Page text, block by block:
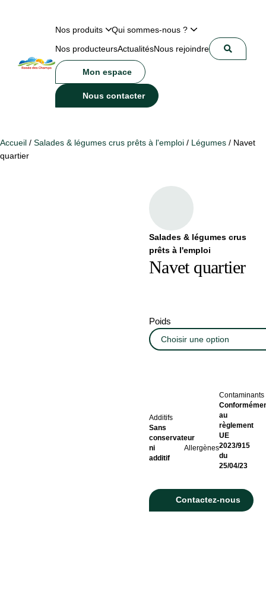
Nos produits
Qui sommes-nous ?
Nos producteursActualitésNous rejoindre
Mon espace
Nous contacter
Accueil / Salades & légumes crus prêts à l'emploi / Légumes / Navet
quartier
Salades & légumes crus
prêts à l'emploi
Navet quartier
Poids
Additifs
Sans
conservateur
ni
additif
Allergènes
Contaminants
au
règlement
UE
2023/915
du
25/04/23
Contactez-nous